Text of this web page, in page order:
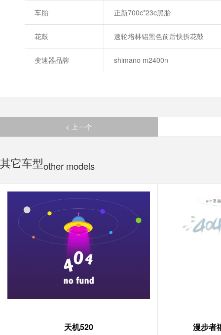
车胎 正新700c*23c黑胎
花鼓 速轮培林铝黑色前后快拆花鼓
变速器品牌 shimano m2400n
< 上一个
其它车型other models
天机520 漫步者